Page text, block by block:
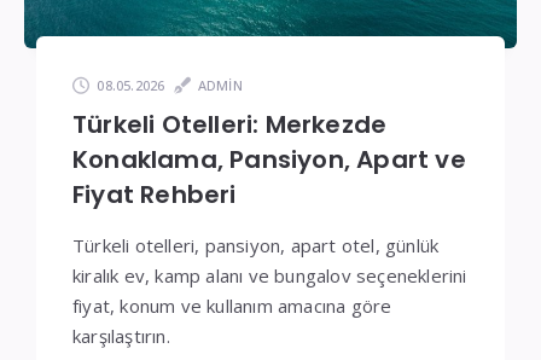
08.05.2026 ADMIN
Türkeli Otelleri: Merkezde
Konaklama, Pansiyon, Apart ve
Fiyat Rehberi
Türkeli otelleri, pansiyon, apart otel, günlük
kiralık ev, kamp alanı ve bungalov seçeneklerini
fiyat, konum ve kullanım amacına göre
karşılaştırın.